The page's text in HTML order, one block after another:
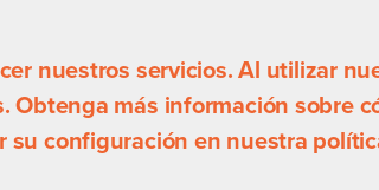
nuestros servicios. Al utilizar
Obtenga más información sobre
su configuración en nuestra